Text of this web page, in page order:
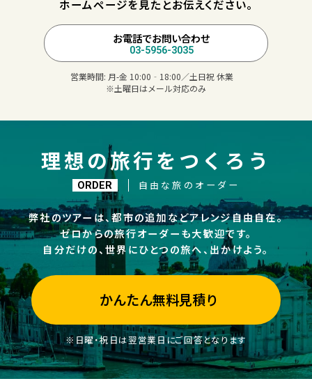
ホームページを見たとお伝えください。
お電話でお問い合わせ
03-5956-3035
営業時間: 月-金 10:00‐18:00／土日祝 休業
※土曜日はメール対応のみ
理想の旅行をつくろう
ORDER 自由な旅のオーダー
弊社のツアーは、都市の追加などアレンジ自由自在。
ゼロからの旅行オーダーも大歓迎です。
自分だけの、世界にひとつの旅へ、出かけよう。
かんたん無料見積り
※日曜・祝日は翌営業日にご回答となります